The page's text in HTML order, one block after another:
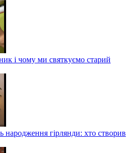
і чому ми святкуємо старий
народження гірлянди: хто створив